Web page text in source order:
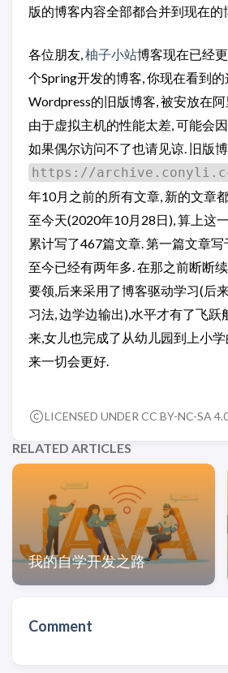
版的博客内容全部都合并到现在的
各位朋友,柚子小站博客现在已经
个Spring开发的博客, 你现在看到
Wordpress的旧版博客, 被安放在
由于虚拟主机的性能太差, 可能会
如果偶尔访问不了也请见谅. 旧版
https://
年10月之前的所有文章, 新的文章
至今天(2020年10月28日), 算上这
累计写了467篇文章. 第一篇文章
至今已经有两年多. 在那之前断断
要领,后来采用了博客驱动学习(后
习法, 边学边输出),水平才有了飞跃
来,女儿也完成了从幼儿园到上小
来一切会更好.
LICENSED UNDER CC BY-NC-SA
RELATED ARTICLES
我的自学开发之路
Comment